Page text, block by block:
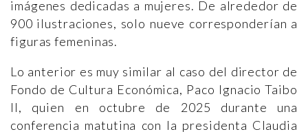
imágenes dedicadas a mujeres. De alrededor de
900 ilustraciones, solo nueve corresponderían a
figuras femeninas.
Lo anterior es muy similar al caso del director de
Fondo de Cultura Económica, Paco Ignacio Taibo
II, quien en octubre de 2025 durante una
conferencia matutina con la presidenta Claudia